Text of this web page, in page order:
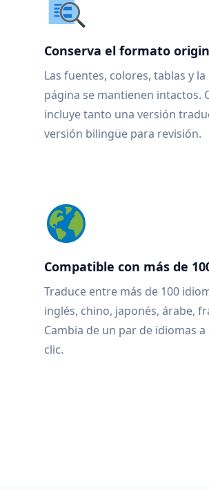
Conserva el formato
Las fuentes, colores, tablas y
página se mantienen intactos.
incluye tanto una versión
versión bilingüe para revisión.
Compatible con más de
Traduce entre más de 100
inglés, chino, japonés, árabe,
Cambia de un par de idiomas
clic.